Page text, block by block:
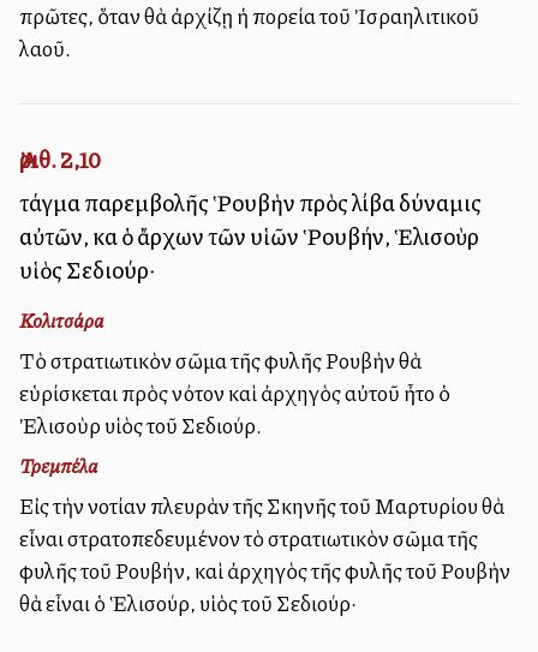
πρῶτες, ὅταν θὰ ἀρχίζῃ ἡ πορεία τοῦ Ἰσραηλιτικοῦ
λαοῦ.
Ἀριθ. 2,10
τάγμα παρεμβολῆς Ῥουβὴν πρὸς λίβα δύναμις
αὐτῶν, καὶ ὁ ἄρχων τῶν υἱῶν Ῥουβήν, Ἑλισοὺρ
υἱὸς Σεδιούρ·
Κολιτσάρα
Τὸ στρατιωτικὸν σῶμα τῆς φυλῆς Ρουβὴν θὰ
εὑρίσκεται πρὸς νότον καὶ ἀρχηγὸς αὐτοῦ ἦτο ὁ
Ἐλισοὺρ υἱὸς τοῦ Σεδιούρ.
Τρεμπέλα
Εἰς τὴν νοτίαν πλευρὰν τῆς Σκηνῆς τοῦ Μαρτυρίου θὰ
εἶναι στρατοπεδευμένον τὸ στρατιωτικὸν σῶμα τῆς
φυλῆς τοῦ Ρουβήν, καὶ ἀρχηγὸς τῆς φυλῆς τοῦ Ρουβὴν
θὰ εἶναι ὁ Ἑλισούρ, υἱὸς τοῦ Σεδιούρ·